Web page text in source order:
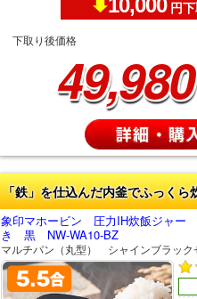
10,000 円
下取り後価格
49,980
「鉄」を仕込んだ内釜でふっくら
象印マホービン 圧力IH炊飯ジャ
き 黒 NW-WA10-BZ
マルチパン（丸型） シャインブラック